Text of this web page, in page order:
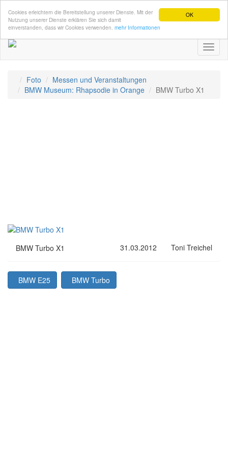
OK
Cookies erleichtern die Bereitstellung unserer Dienste. Mit der
Nutzung unserer Dienste erklären Sie sich damit
einverstanden, dass wir Cookies verwenden. mehr Informationen
Foto
Messen und Veranstaltungen
BMW Museum: Rhapsodie in Orange
BMW Turbo X1
BMW Turbo X1 31.03.2012 Toni Treichel
BMW E25 BMW Turbo